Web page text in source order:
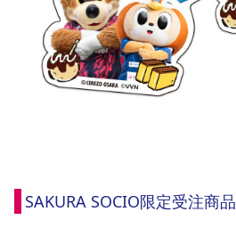
SAKURA SOCIO限定受注商品